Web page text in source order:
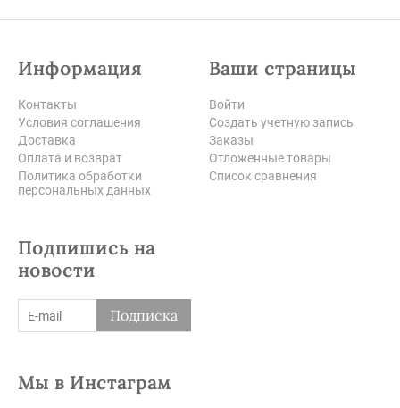
Информация
Контакты
Условия соглашения
Доставка
Оплата и возврат
Политика обработки
персональных данных
Ваши страницы
Войти
Создать учетную запись
Заказы
Отложенные товары
Список сравнения
Подпишись на
новости
Подписка
Мы в Инстаграм